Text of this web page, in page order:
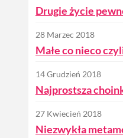
Drugie życie
28 Marzec 2018
Małe co nieco
14 Grudzień 2018
Najprostsza
27 Kwiecień 2018
Niezwykła